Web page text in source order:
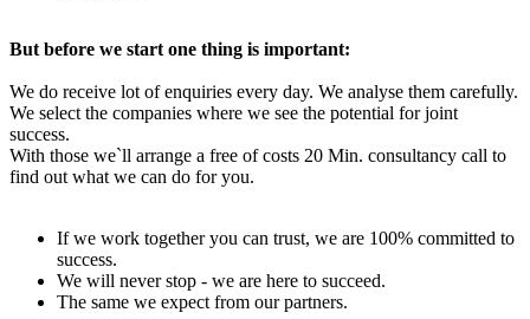
But before we start one thing is important:
We do receive lot of enquiries every day. We analyse them carefully.
We select the companies where we see the potential for joint
success.
With those we`ll arrange a free of costs 20 Min. consultancy call to
find out what we can do for you.
If we work together you can trust, we are 100% committed to
success.
We will never stop - we are here to succeed.
The same we expect from our partners.